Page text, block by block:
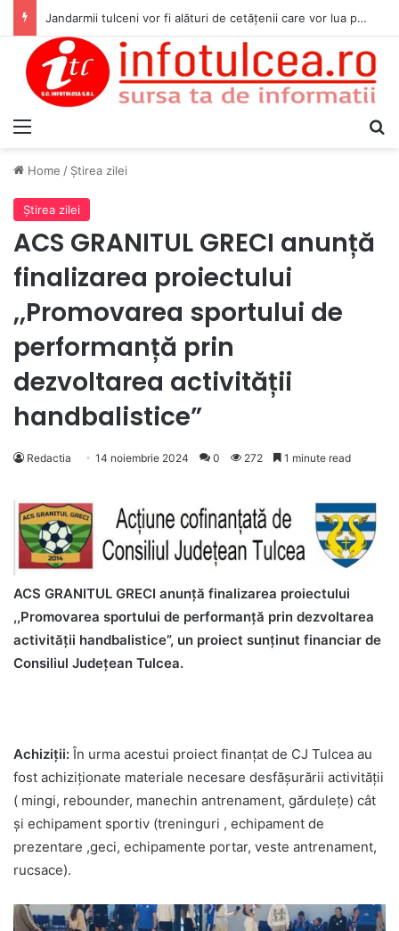
Jandarmii tulceni vor fi alături de cetățenii care vor lua parte la Festivalul Folk Țestos
Home / Ştirea zilei
Ştirea zilei
ACS GRANITUL GRECI anunță
finalizarea proiectului
,,Promovarea sportului de
performanță prin
dezvoltarea activității
handbalistice”
Redactia 14 noiembrie 2024 0 272 1 minute read
ACS GRANITUL GRECI anunță finalizarea proiectului
,,Promovarea sportului de performanță prin dezvoltarea
activității handbalistice”, un proiect sunținut financiar de
Consiliul Județean Tulcea.
Achiziții: În urma acestui proiect finanțat de CJ Tulcea au
fost achiziționate materiale necesare desfășurării activității
( mingi, rebounder, manechin antrenament, gărdulețe) cât
și echipament sportiv (treninguri , echipament de
prezentare ,geci, echipamente portar, veste antrenament,
rucsace).